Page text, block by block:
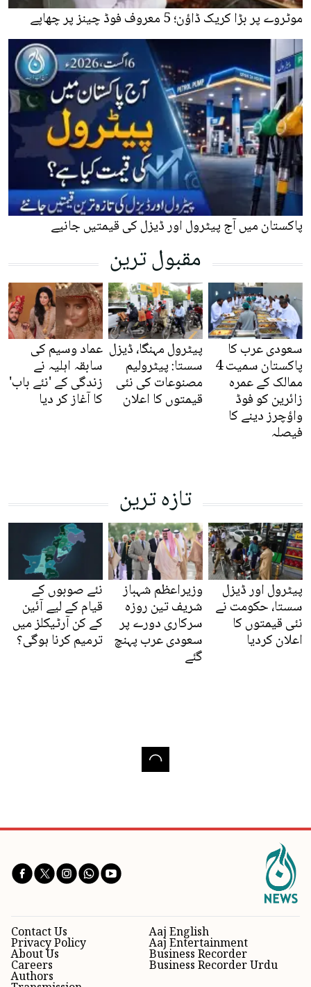
موٹروے پر بڑا کریک ڈاؤن؛ 5 معروف فوڈ چینز پر چھاپے
پاکستان میں آج پیٹرول اور ڈیزل کی قیمتیں جانیے
مقبول ترین
سعودی عرب کا
پاکستان سمیت 4
ممالک کے عمرہ
زائرین کو فوڈ
واؤچرز دینے کا
فیصلہ
پیٹرول مہنگا، ڈیزل
سستا: پیٹرولیم
مصنوعات کی نئی
قیمتوں کا اعلان
عماد وسیم کی
سابقہ اہلیہ نے
زندگی کے 'نئے باب'
کا آغاز کر دیا
تازہ ترین
پیٹرول اور ڈیزل
سستا، حکومت نے
نئی قیمتوں کا
اعلان کردیا
وزیراعظم شہباز
شریف تین روزہ
سرکاری دورے پر
سعودی عرب پہنچ
گئے
نئے صوبوں کے
قیام کے لیے آئین
کے کن آرٹیکلز میں
ترمیم کرنا ہوگی؟
Aaj English
Aaj Entertainment
Business Recorder
Business Recorder Urdu
Contact Us
Privacy Policy
About Us
Careers
Authors